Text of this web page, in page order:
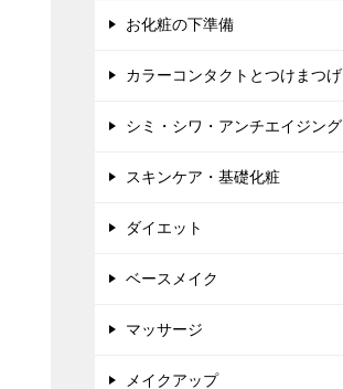
お化粧の下準備
カラーコンタクトとつけまつげ
シミ・シワ・アンチエイジング
スキンケア・基礎化粧
ダイエット
ベースメイク
マッサージ
メイクアップ